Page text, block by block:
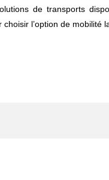
de transports
choisir l’option de mobilité